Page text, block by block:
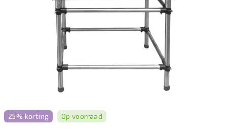
25% korting Op voorraad